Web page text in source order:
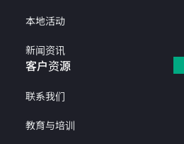
本地活动
新闻资讯
客户资源
联系我们
教育与培训